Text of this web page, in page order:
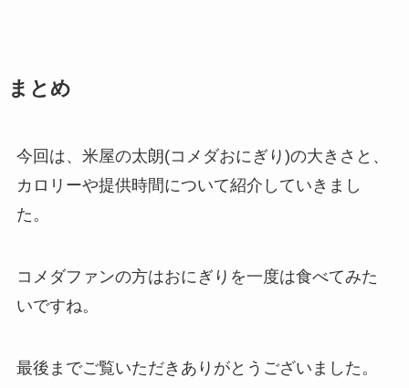
まとめ
今回は、米屋の太朗(コメダおにぎり)の大きさと、
カロリーや提供時間について紹介していきまし
た。
コメダファンの方はおにぎりを一度は食べてみた
いですね。
最後までご覧いただきありがとうございました。